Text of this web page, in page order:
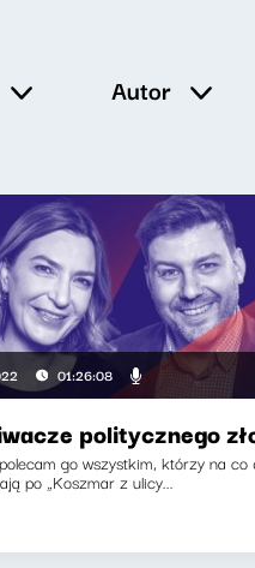
Autor
01:26:08
politycznego
go wszystkim, którzy na co
po „Koszmar z ulicy...